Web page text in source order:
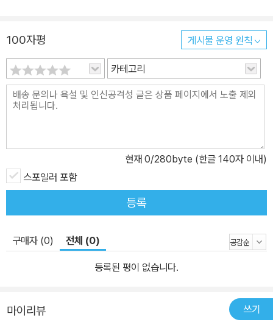
100자평 게시물 운영 원칙
카테고리
현재 0/280byte (한글 140자 이내)
스포일러 포함
등록
구매자 (0) 전체 (0)
등록된 평이 없습니다.
마이리뷰 쓰기